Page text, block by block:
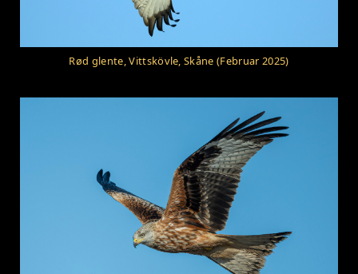
Rød glente, Vittskövle, Skåne (Februar 2025)